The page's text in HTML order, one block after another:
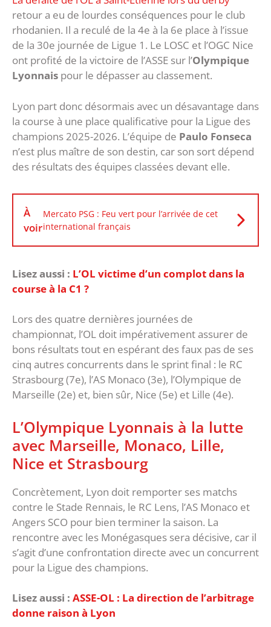
retour a eu de lourdes conséquences pour le club
rhodanien. Il a reculé de la 4e à la 6e place à l’issue
de la 30e journée de Ligue 1. Le LOSC et l’OGC Nice
ont profité de la victoire de l’ASSE sur l’Olympique
Lyonnais pour le dépasser au classement.
Lyon part donc désormais avec un désavantage dans
la course à une place qualificative pour la Ligue des
champions 2025-2026. L’équipe de Paulo Fonseca
n’est plus maître de son destin, car son sort dépend
des résultats des équipes classées devant elle.
À
voir
Mercato PSG : Feu vert pour l’arrivée de cet
international français
Lisez aussi : L’OL victime d’un complot dans la
course à la C1 ?
Lors des quatre dernières journées de
championnat, l’OL doit impérativement assurer de
bons résultats tout en espérant des faux pas de ses
cinq autres concurrents dans le sprint final : le RC
Strasbourg (7e), l’AS Monaco (3e), l’Olympique de
Marseille (2e) et, bien sûr, Nice (5e) et Lille (4e).
L’Olympique Lyonnais à la lutte
avec Marseille, Monaco, Lille,
Nice et Strasbourg
Concrètement, Lyon doit remporter ses matchs
contre le Stade Rennais, le RC Lens, l’AS Monaco et
Angers SCO pour bien terminer la saison. La
rencontre avec les Monégasques sera décisive, car il
s’agit d’une confrontation directe avec un concurrent
pour la Ligue des champions.
Lisez aussi : ASSE-OL : La direction de l’arbitrage
donne raison à Lyon